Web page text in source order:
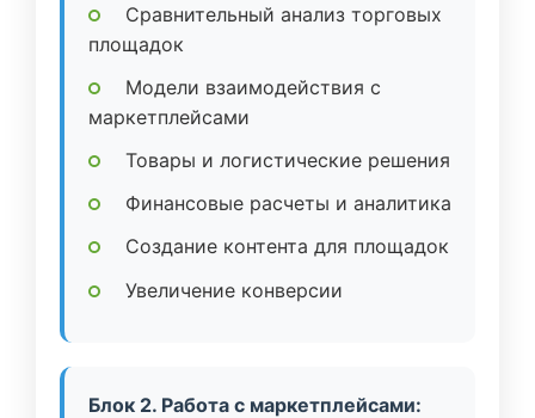
Сравнительный анализ торговых
площадок
Модели взаимодействия с
маркетплейсами
Товары и логистические решения
Финансовые расчеты и аналитика
Создание контента для площадок
Увеличение конверсии
Блок 2. Работа с маркетплейсами: